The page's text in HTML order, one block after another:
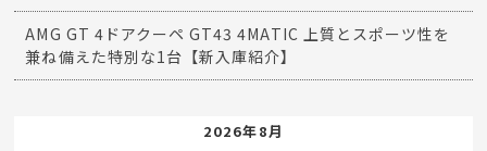
AMG GT 4ドアクーペ GT43 4MATIC 上質とスポーツ性を
兼ね備えた特別な1台【新入庫紹介】
2026年8月